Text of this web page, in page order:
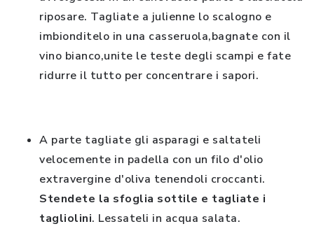
riposare. Tagliate a julienne lo scalogno e
imbionditelo in una casseruola,bagnate con il
vino bianco,unite le teste degli scampi e fate
ridurre il tutto per concentrare i sapori.
A parte tagliate gli asparagi e saltateli
velocemente in padella con un filo d'olio
extravergine d'oliva tenendoli croccanti.
Stendete la sfoglia sottile e tagliate i
tagliolini. Lessateli in acqua salata.